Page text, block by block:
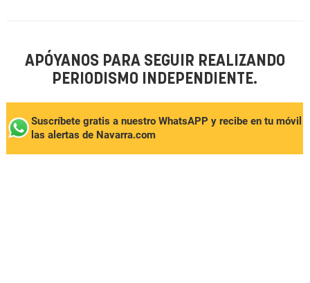
APÓYANOS PARA SEGUIR REALIZANDO
PERIODISMO INDEPENDIENTE.
Suscríbete gratis a nuestro WhatsAPP y recibe en tu móvil
las alertas de Navarra.com